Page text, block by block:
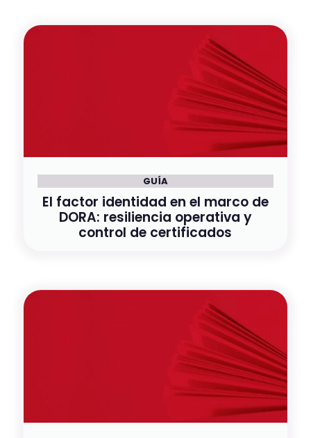
GUÍA
El factor identidad en el marco de
DORA: resiliencia operativa y
control de certificados